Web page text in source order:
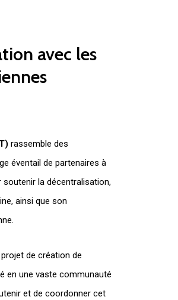
avec les
rassemble des
éventail de partenaires à
soutenir la décentralisation,
ainsi que son
de création de
en une vaste communauté
et de coordonner cet